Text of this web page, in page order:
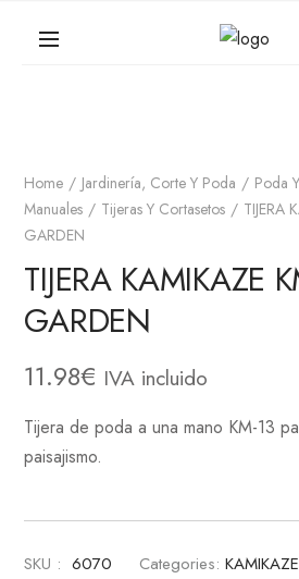
Home Jardinería, Corte Y Poda Poda
Manuales
Tijeras Y Cortasetos
TIJERA
GARDEN
TIJERA KAMIKAZE
GARDEN
11.98€ IVA incluido
Tijera de poda a una mano KM-13
paisajismo.
SKU : 6070 Categories: KAMIKAZE